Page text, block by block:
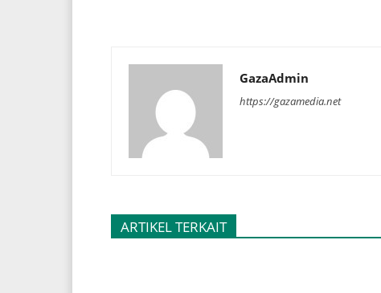
GazaAdmin
https://gazamedia.net
ARTIKEL TERKAIT